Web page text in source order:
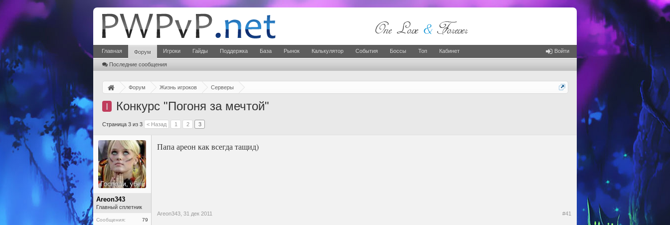
Главная Форум
Последние сообщения
Игроки Гайды Поддержка База Рынок Калькулятор События Боссы Топ Кабинет Войти
Форум Жизнь игроков Серверы
I Конкурс "Погоня за мечтой"
Страница 3 из 3 < Назад 1 2 3
Areon343
Главный сплетник
Сообщения:
79
Папа ареон как всегда тащид)
Areon343, 31 дек 2011 #41